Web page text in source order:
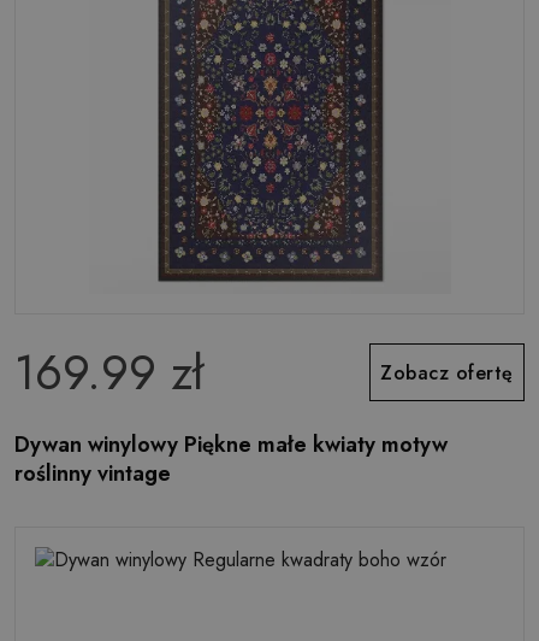
169.99 zł Zobacz ofertę
Dywan winylowy Piękne małe kwiaty motyw
roślinny vintage